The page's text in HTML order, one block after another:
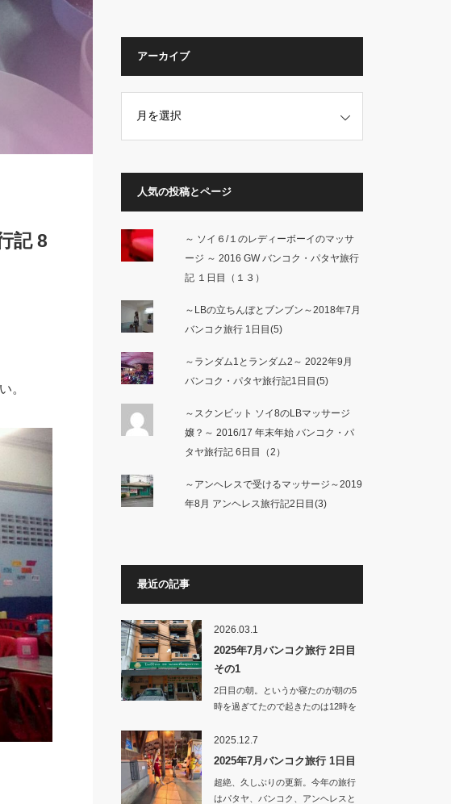
記 8
。
アーカイブ
人気の投稿とページ
～ ソイ６/１のレディーボーイのマッサ
ージ ～ 2016 GW バンコク・パタヤ旅行
記 １日目（１３）
～LBの立ちんぼとブンブン～2018年7月
バンコク旅行 1日目(5)
～ランダム1とランダム2～ 2022年9月
バンコク・パタヤ旅行記1日目(5)
～スクンビット ソイ8のLBマッサージ
嬢？～ 2016/17 年末年始 バンコク・パ
タヤ旅行記 6日目（2）
～アンヘレスで受けるマッサージ～2019
年8月 アンヘレス旅行記2日目(3)
最近の記事
2026.03.1
2025年7月バンコク旅行 2日目
その1
2日目の朝。というか寝たのが朝の5
時を過ぎてたので起きたのは12時を
2025.12.7
2025年7月バンコク旅行 1日目
超絶、久しぶりの更新。今年の旅行
はパタヤ、バンコク、アンヘレスと